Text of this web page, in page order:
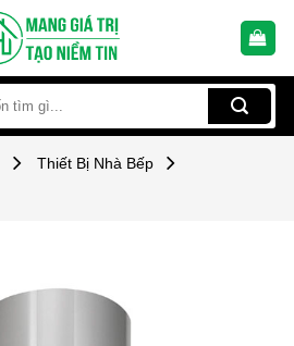
Thiết Bị Nhà Bếp